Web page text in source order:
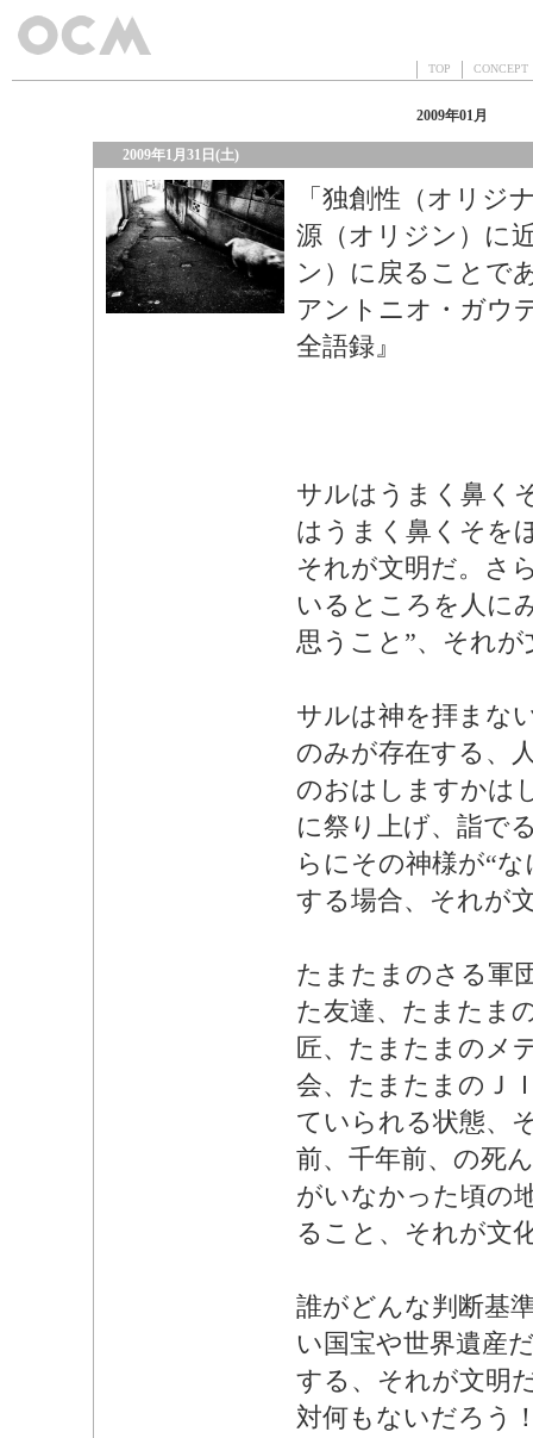
TOP
2009年01月
2009年1月31日(土)
「独創性（オリジ
源（オリジン）に
ン）に戻ることで
アントニオ・ガウ
全語録』
サルはうまく鼻く
はうまく鼻くそを
それが文明だ。さ
いるところを人に
思うこと”、それが
サルは神を拝まな
のみが存在する、
のおはしますかは
に祭り上げ、詣で
らにその神様が“
する場合、それが
たまたまのさる軍
た友達、たまたま
匠、たまたまのメ
会、たまたまのＪ
ていられる状態、
前、千年前、の死
がいなかった頃の
ること、それが文
誰がどんな判断基
い国宝や世界遺産
する、それが文明
対何もないだろう